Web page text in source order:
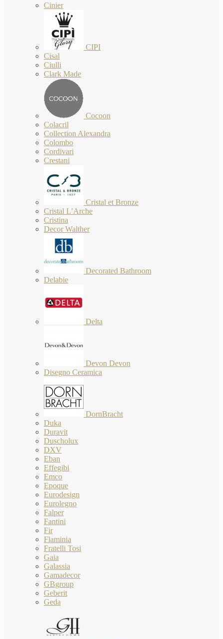
Cinier
CIPI
Cisal
Ciulli
Clark Made
Cocoon
Colacril
Collection Alexandra
Colombo
Cordivari
Crestani
Cristal et Bronze
Cristal L’Arche
Cristina
Decor Walther
Decorated Bathroom
Delabie
Delta
Devon Devon
Disegno Ceramica
DornBracht
Duka
Duravit
Duscholux
DXV
Eban
Effegibi
Emco
Epoque
Eurodesign
Eurolegno
Falper
Fantini
Fir
Flaminia
Fratelli Tosi
Gaia
Galassia
Gamadecor
GBgroup
Geberit
Geda